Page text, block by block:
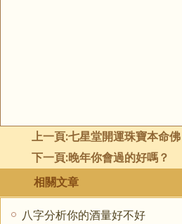
上一頁:七星堂開運珠寶本命佛
下一頁:晚年你會過的好嗎？
相關文章
八字分析你的酒量好不好